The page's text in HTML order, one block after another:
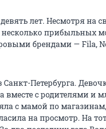
лет. Несмотря на
несколько прибыльных
брендами — Fila,
Петербурга.
вместе с родителями и
с мамой по
на просмотр. На